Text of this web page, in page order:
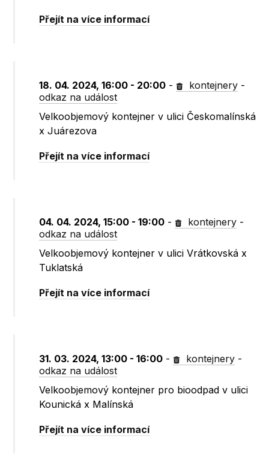
Přejít na více informací
18. 04. 2024, 16:00 - 20:00 - kontejnery -
odkaz na událost
Velkoobjemový kontejner v ulici Českomalínská
x Juárezova
Přejít na více informací
04. 04. 2024, 15:00 - 19:00 - kontejnery -
odkaz na událost
Velkoobjemový kontejner v ulici Vrátkovská x
Tuklatská
Přejít na více informací
31. 03. 2024, 13:00 - 16:00 - kontejnery -
odkaz na událost
Velkoobjemový kontejner pro bioodpad v ulici
Kounická x Malínská
Přejít na více informací